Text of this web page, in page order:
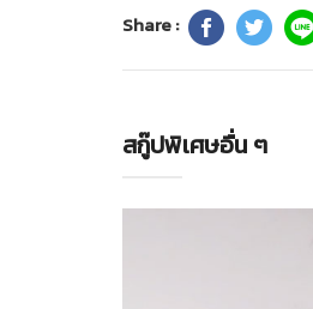
Share :
สกู๊ปพิเศษอื่น ๆ